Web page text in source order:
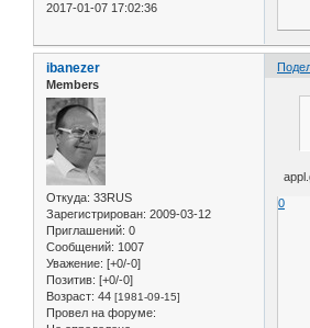
2017-01-07 17:02:36
ibanezer
Members
Откуда: 33RUS
Зарегистрирован: 2009-03-12
Приглашений: 0
Сообщений: 1007
Уважение: [+0/-0]
Позитив: [+0/-0]
Возраст: 44 [1981-09-15]
Провел на форуме:
0